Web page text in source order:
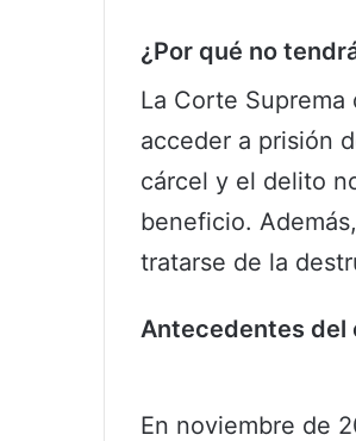
¿Por qué no
La Corte Suprema
acceder a prisión
cárcel y el delito
beneficio.
tratarse de la
Antecedentes del
En noviembre de